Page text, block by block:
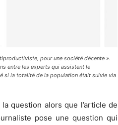
pour une société décente ».
entre les experts qui assistent le
si la totalité de la population était suivie via
question alors que l’article de
pose une question qui